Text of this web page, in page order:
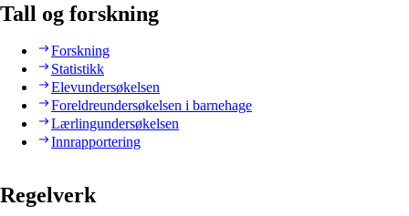
Tall og forskning
Forskning
Statistikk
Elevundersøkelsen
Foreldreundersøkelsen i barnehage
Lærlingundersøkelsen
Innrapportering
Regelverk